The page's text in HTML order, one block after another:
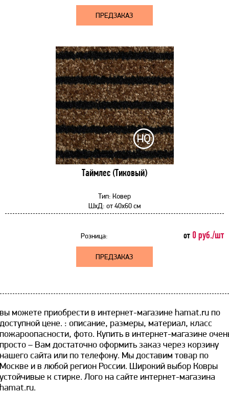
ПРЕДЗАКАЗ
Таймлес (Тиковый)
Тип: Ковер
ШхД: от40x60 см
Розница: от 0 руб./шт
ПРЕДЗАКАЗ
вы можете приобрести в интернет-магазине hamat.ru по
доступной цене. ​: описание, размеры, материал, класс
пожароопасности, фото. Купить в интернет-магазине
просто – Вам достаточно оформить заказ через корзину
нашего сайта или по телефону. Мы доставим товар по
Москве и в любой регион России. Широкий выбор Ковры
устойчивые к стирке. Лого на сайте интернет-магазина
hamat.ru.